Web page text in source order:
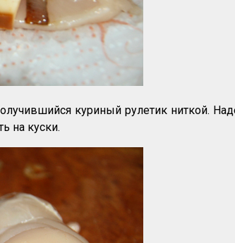
куриный рулетик ниткой.
на куски.